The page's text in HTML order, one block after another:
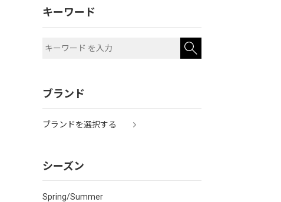
キーワード
ブランド
ブランドを選択する
シーズン
Spring/Summer